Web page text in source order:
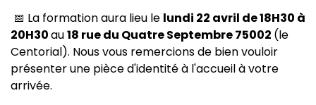
📅 La formation aura lieu le lundi 22 avril de 18H30 à
20H30au18 rue du Quatre Septembre 75002 (le
Centorial). Nous vous remercions de bien vouloir
présenter une pièce d'identité à l'accueil à votre
arrivée.